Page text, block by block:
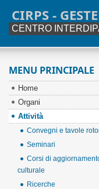
CIRPS -
CENTRO
MENU PRINCIPALE
Home
Organi
Attività
Convegni e tavole
Seminari
Corsi di
culturale
Ricerche